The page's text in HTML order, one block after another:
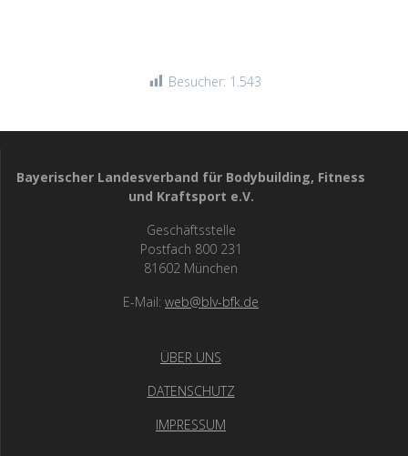
Besucher: 1.543
Bayerischer Landesverband für Bodybuilding, Fitness
und Kraftsport e.V.
Geschäftsstelle
Postfach 800 231
81602 München
E-Mail: web@blv-bfk.de
ÜBER UNS
DATENSCHUTZ
IMPRESSUM